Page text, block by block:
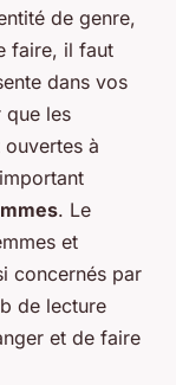
de genre,
faire, il faut
dans vos
que les
à
. Le
et
concernés par
de lecture
et de faire